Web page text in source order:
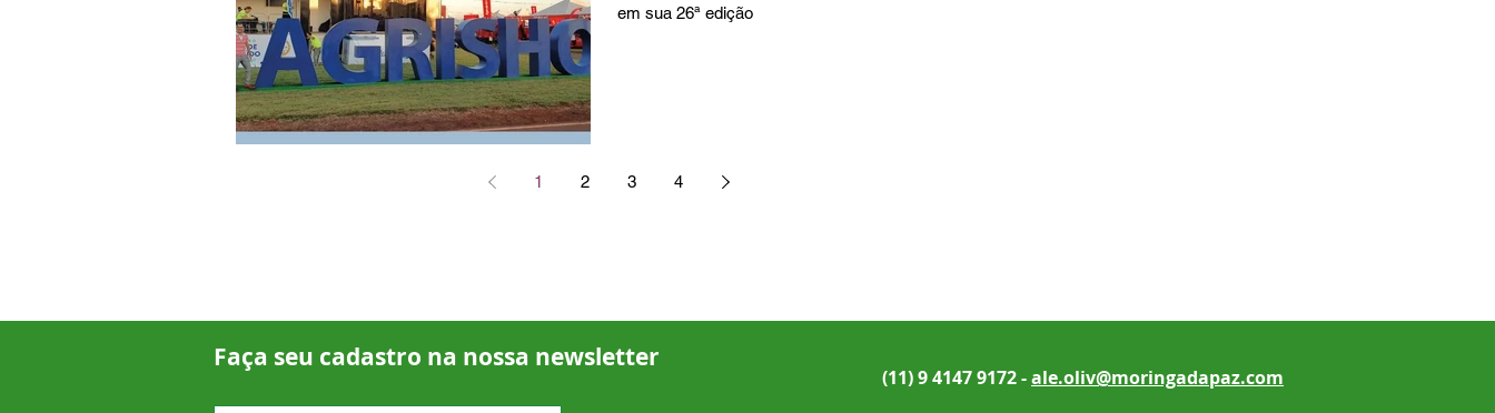
em sua 26ª edição
1 2 3 4
Faça seu cadastro na nossa newsletter
(11) 9 4147 9172 -ale.oliv@moringadapaz.com